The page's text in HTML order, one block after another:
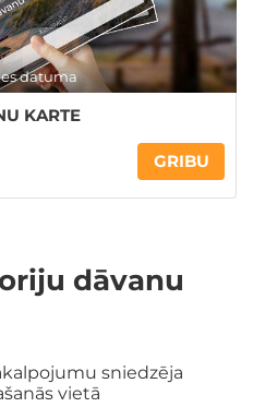
datuma
KARTE
GRIBU
dāvanu
sniedzēja
vietā